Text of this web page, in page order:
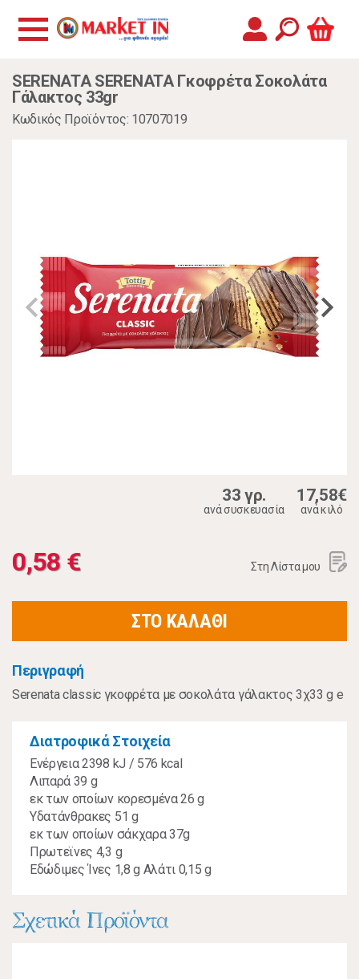
SERENATA SERENATA Γκοφρέτα Σοκολάτα
Γάλακτος 33gr
Κωδικός Προϊόντος: 10707019
33 γρ.
ανά συσκευασία
17,58€
ανά κιλό
0,58 € Στη Λίστα μου
ΣΤΟ ΚΑΛΑΘΙ
Περιγραφή
Serenata classic γκοφρέτα με σοκολάτα γάλακτος 3χ33 g e
Διατροφικά Στοιχεία
Ενέργεια 2398 kJ / 576 kcal
Λιπαρά 39 g
εκ των οποίων κορεσμένα 26 g
Υδατάνθρακες 51 g
εκ των οποίων σάκχαρα 37g
Πρωτεϊνες 4,3 g
Εδώδιμες Ίνες 1,8 g Αλάτι 0,15 g
Σχετικά Προϊόντα